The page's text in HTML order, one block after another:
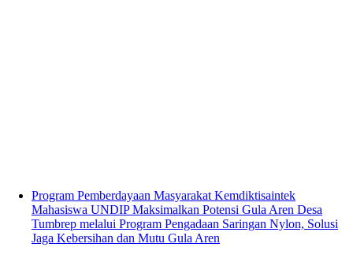
Program Pemberdayaan Masyarakat Kemdiktisaintek
Mahasiswa UNDIP Maksimalkan Potensi Gula Aren Desa
Tumbrep melalui Program Pengadaan Saringan Nylon, Solusi
Jaga Kebersihan dan Mutu Gula Aren